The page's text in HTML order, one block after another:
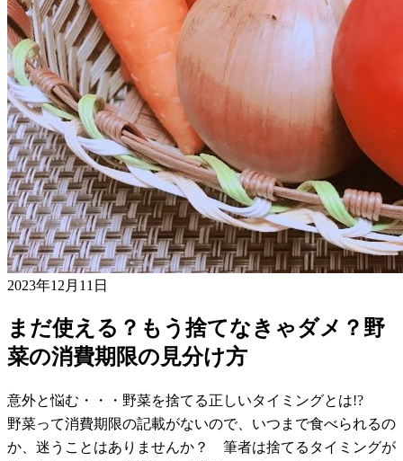
2023年12月11日
まだ使える？もう捨てなきゃダメ？野
菜の消費期限の見分け方
意外と悩む・・・野菜を捨てる正しいタイミングとは!?
野菜って消費期限の記載がないので、いつまで食べられるの
か、迷うことはありませんか？ 筆者は捨てるタイミングが